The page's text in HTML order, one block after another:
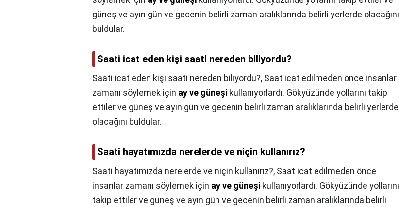
güneş ve ayın gün ve gecenin belirli zaman aralıklarında belirli yerlerde olacağını
buldular.
Saati icat eden kişi saati nereden biliyordu?
Saati icat eden kişi saati nereden biliyordu?, Saat icat edilmeden önce insanlar
zamanı söylemek için ay ve güneşi kullanıyorlardı. Gökyüzünde yollarını takip
ettiler ve güneş ve ayın gün ve gecenin belirli zaman aralıklarında belirli yerlerde
olacağını buldular.
Saati hayatımızda nerelerde ve niçin kullanırız?
Saati hayatımızda nerelerde ve niçin kullanırız?, Saat icat edilmeden önce
insanlar zamanı söylemek için ay ve güneşi kullanıyorlardı. Gökyüzünde yollarını
takip ettiler ve güneş ve ayın gün ve gecenin belirli zaman aralıklarında belirli